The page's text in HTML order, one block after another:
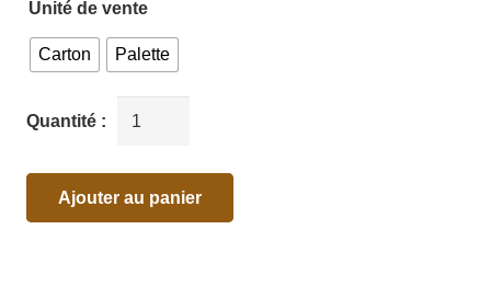
Unité de vente
Carton Palette
Ajouter au panier